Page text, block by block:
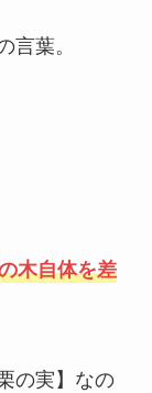
言葉。
木自体を差
の実】なの